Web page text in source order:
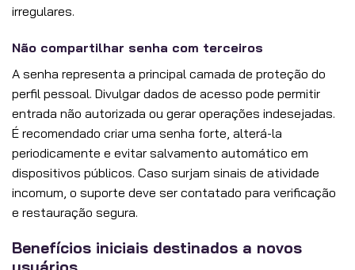
irregulares.
Não compartilhar senha com terceiros
A senha representa a principal camada de proteção do
perfil pessoal. Divulgar dados de acesso pode permitir
entrada não autorizada ou gerar operações indesejadas.
É recomendado criar uma senha forte, alterá-la
periodicamente e evitar salvamento automático em
dispositivos públicos. Caso surjam sinais de atividade
incomum, o suporte deve ser contatado para verificação
e restauração segura.
Benefícios iniciais destinados a novos